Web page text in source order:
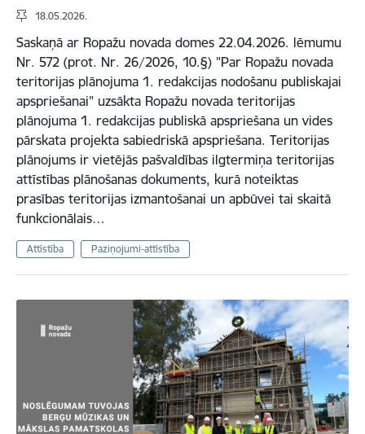
18.05.2026.
Saskaņā ar Ropažu novada domes 22.04.2026. lēmumu
Nr. 572 (prot. Nr. 26/2026, 10.§) "Par Ropažu novada
teritorijas plānojuma 1. redakcijas nodošanu publiskajai
apspriešanai" uzsākta Ropažu novada teritorijas
plānojuma 1. redakcijas publiskā apspriešana un vides
pārskata projekta sabiedriskā apspriešana. Teritorijas
plānojums ir vietējās pašvaldības ilgtermiņa teritorijas
attīstības plānošanas dokuments, kurā noteiktas
prasības teritorijas izmantošanai un apbūvei tai skaitā
funkcionālais…
Attīstība Paziņojumi-attīstība